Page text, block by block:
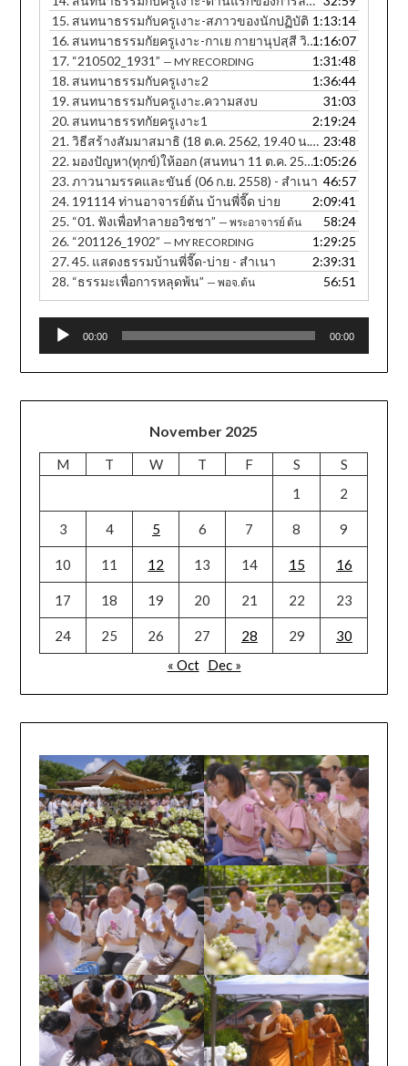
15. สนทนาธรรมกับครูเงาะ-สภาวของนักปฏิบัติ 1:13:14
16. สนทนาธรรมกัยครูเงาะ-กาเย กายานุปสฺสี วิหรติ 1:16:07
17. “210502_1931” — MY RECORDING
1:31:48
18. สนทนาธรรมกับครูเงาะ2
1:36:44
19. สนทนาธรรมกับครูเงาะ.ความสงบ
31:03
20. สนทนาธรรทกัยครูเงาะ1
2:19:24
21.วิธีสร้างสัมมาสมาธิ (18 ต.ค. 2562, 19.40 น. ภาษาอีสาน)
23:48
22. มองปัญหา(ทุกข์)ให้ออก (สนทนา 11 ต.ค. 2560, 12.30 น.) - สำเนา 1:05:26
23.ภาวนามรรคและขันธ์ (06 ก.ย. 2558) - สำเนา 46:57
24. 191114 ท่านอาจารย์ต้น บ้านพี่จี๊ด บ่าย
2:09:41
25. “01. ฟังเพื่อทำลายอวิชชา” — พระอาจารย์ ต้น
58:24
26. “201126_1902” — MY RECORDING
1:29:25
27.45. แสดงธรรมบ้านพี่จี๊ด-บ่าย - สำเนา
2:39:31
28. “ธรรมะเพื่อการหลุดพ้น” — พอจ.ต้น 56:51
Audio
00:00 00:00
November 2025
M T W T F S
S
1
2
3 4 5 6 7 8 9
10 11 12 13 14 15 16
17 18 19 20 21 22 23
24 25 26 27 28 29
30
« Oct Dec »